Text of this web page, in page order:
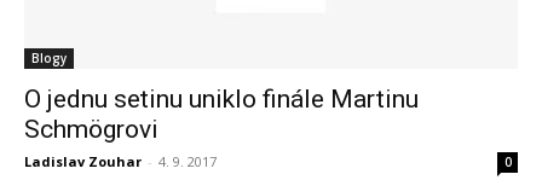
Blogy
O jednu setinu uniklo finále Martinu
Schmögrovi
Ladislav Zouhar - 4. 9. 2017 0